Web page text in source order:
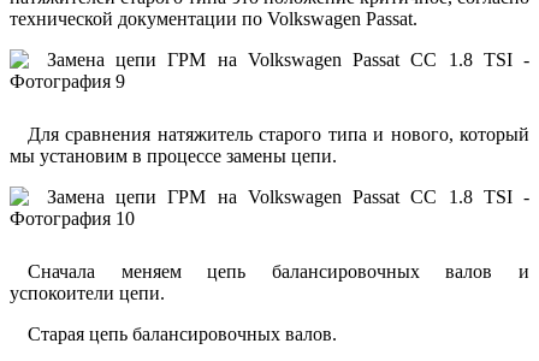
технической документации по Volkswagen Passat.
Для сравнения натяжитель старого типа и нового, который
мы установим в процессе замены цепи.
Сначала меняем цепь балансировочных валов и
успокоители цепи.
Старая цепь балансировочных валов.